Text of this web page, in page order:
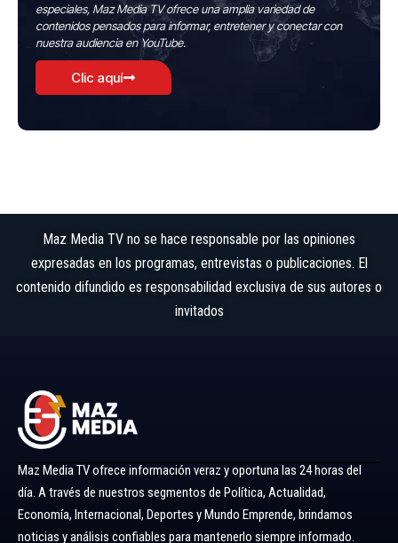
especiales, Maz Media TV ofrece una amplia variedad de
contenidos pensados para informar, entretener y conectar con
nuestra audiencia en YouTube.
Clic aquí
Maz Media TV no se hace responsable por las opiniones
expresadas en los programas, entrevistas o publicaciones. El
contenido difundido es responsabilidad exclusiva de sus autores o
invitados
Maz Media TV ofrece información veraz y oportuna las 24 horas del
día. A través de nuestros segmentos de Política, Actualidad,
Economía, Internacional, Deportes y Mundo Emprende, brindamos
noticias y análisis confiables para mantenerlo siempre informado.